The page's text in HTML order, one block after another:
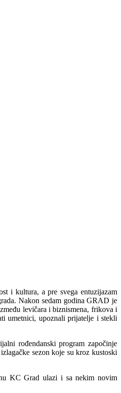
i kultura, a pre svega entuzijazam
Nakon sedam godina GRAD je
levičara i biznismena, frikova i
umetnici, upoznali prijatelje i stekli
rođendanski program započinje
sezon koje su kroz kustoski
KC Grad ulazi i sa nekim novim